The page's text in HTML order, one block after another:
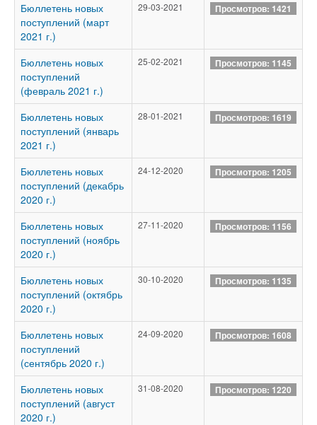
Бюллетень новых
поступлений (март
2021 г.)
29-03-2021 Просмотров: 1421
Бюллетень новых
поступлений
(февраль 2021 г.)
25-02-2021 Просмотров: 1145
Бюллетень новых
поступлений (январь
2021 г.)
28-01-2021 Просмотров: 1619
Бюллетень новых
поступлений (декабрь
2020 г.)
24-12-2020 Просмотров: 1205
Бюллетень новых
поступлений (ноябрь
2020 г.)
27-11-2020 Просмотров: 1156
Бюллетень новых
поступлений (октябрь
2020 г.)
30-10-2020 Просмотров: 1135
Бюллетень новых
поступлений
(сентябрь 2020 г.)
24-09-2020 Просмотров: 1608
Бюллетень новых
поступлений (август
2020 г.)
31-08-2020 Просмотров: 1220